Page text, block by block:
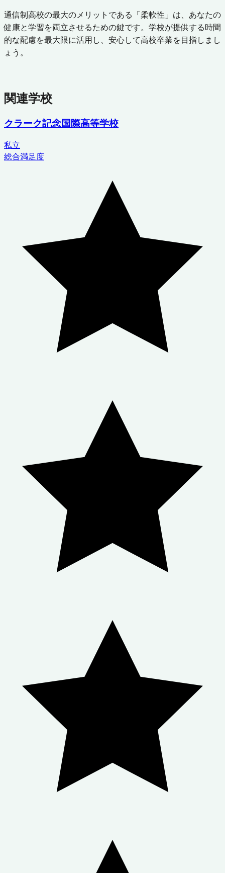
通信制高校の最大のメリットである「柔軟性」は、あなたの
健康と学習を両立させるための鍵です。学校が提供する時間
的な配慮を最大限に活用し、安心して高校卒業を目指しまし
ょう。
関連学校
クラーク記念国際高等学校
私立
総合満足度